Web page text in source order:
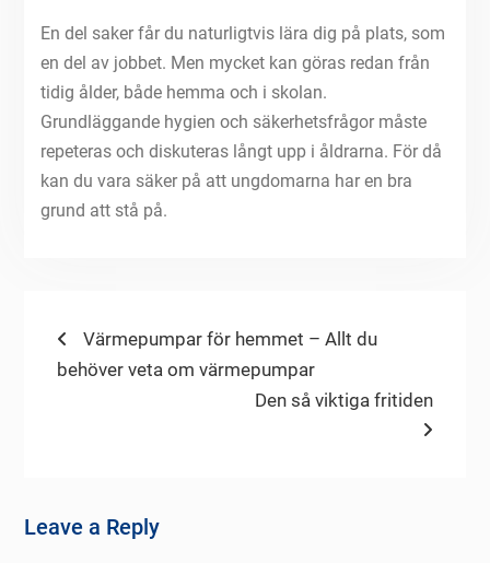
En del saker får du naturligtvis lära dig på plats, som
en del av jobbet. Men mycket kan göras redan från
tidig ålder, både hemma och i skolan.
Grundläggande hygien och säkerhetsfrågor måste
repeteras och diskuteras långt upp i åldrarna. För då
kan du vara säker på att ungdomarna har en bra
grund att stå på.
Post
navigation
Previous
post:
Värmepumpar för hemmet – Allt du
behöver veta om värmepumpar
Next
Den så viktiga fritiden
Leave a Reply